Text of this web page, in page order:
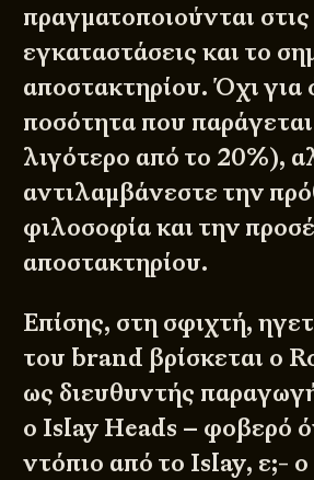
πραγματοποιούνται στις
εγκαταστάσεις και το
αποστακτηρίου. Όχι για
ποσότητα που παράγεται
λιγότερο από το 20%),
αντιλαμβάνεστε την
φιλοσοφία και την
αποστακτηρίου.
Επίσης, στη σφιχτή,
του brand βρίσκεται ο
ως διευθυντής
ο Islay Heads – φοβερό
ντόπιο από το Islay, ε;- ο